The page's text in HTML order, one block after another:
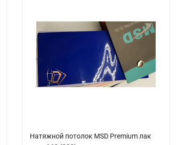
Натяжной потолок MSD Premium лак